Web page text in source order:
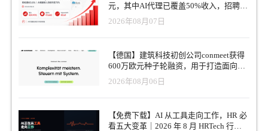
元，其中AI代理已覆盖50%收入，招聘服
务进入运营重构阶段
2026年08月07日
【德国】建筑科技初创公司conmeet获得
600万欧元种子轮融资，用于打造面向贸
易和建筑行业的AI操作系统
2026年08月06日
【免费下载】AI 从工具走向工作，HR 必
看五大变革｜2026 年 8 月 HRTech 行业